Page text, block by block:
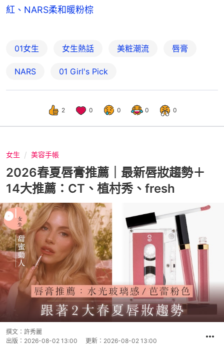
紅、NARS柔和暖粉棕
01女生 女生熱話 美粧潮流 唇膏
NARS 01 Girl's Pick
2 0 0 0 0
女生 美容手帳
2026春夏唇膏推薦｜最新唇妝趨勢＋
14大推薦：CT、植村秀、fresh
撰文： 許秀麗
出版： 2026-08-02 13:00 更新： 2026-08-02 13:00